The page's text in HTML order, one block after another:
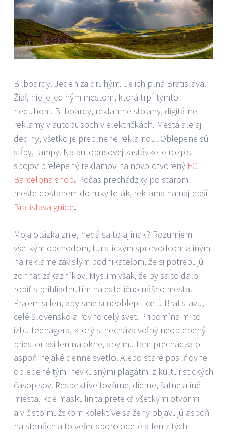
Bilboardy. Jeden za druhým. Je ich plná Bratislava.
Žiaľ, nie je jediným mestom, ktorá trpí týmto
neduhom. Bilboardy, reklamné stojany, digitálne
reklamy v autobusoch v električkách. Mestá ale aj
dediny, všetko je preplnené reklamou. Oblepené sú
stĺpy, lampy. Na autobusovej zastávke je rozpis
spojov prelepený reklamov na novo otvorený FC
Barcelona shop. Počas prechádzky po starom
meste dostanem do ruky leták, reklama na najlepší
Bratislava guide.
Moja otázka znie, nedá sa to aj inak? Rozumiem
všetkým obchodom, turistickým sprievodcom a iným
na reklame závislým podnikateľom, že si potrebujú
zohnať zákazníkov. Myslím však, že by sa to dalo
robiť s prihliadnutím na estetično nášho mesta.
Prajem si len, aby sme si neoblepili celú Bratislavu,
celé Slovensko a rovno celý svet. Pripomína mi to
izbu teenagera, ktorý si necháva voľný neoblepený
priestor asi len na okne, aby mu tam prechádzalo
aspoň nejaké denné svetlo. Alebo staré posilňovne
oblepené tými nevkusnými plagátmi z kulturistických
časopisov. Respektíve továrne, dielne, šatne a iné
miesta, kde maskulinita preteká všetkými otvormi
a v čisto mužskom kolektíve sa ženy objavujú aspoň
na stenách a to veľmi sporo odeté a len z tých